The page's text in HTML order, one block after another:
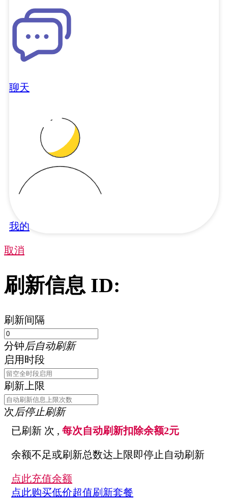
聊天
我的
取消
刷新信息 ID:
刷新间隔
分钟后自动刷新
启用时段
刷新上限
次 后停止刷新
已刷新 次 , 每次自动刷新扣除余额2元
余额不足或刷新总数达上限即停止自动刷新
点此充值余额
点此购买低价超值刷新套餐